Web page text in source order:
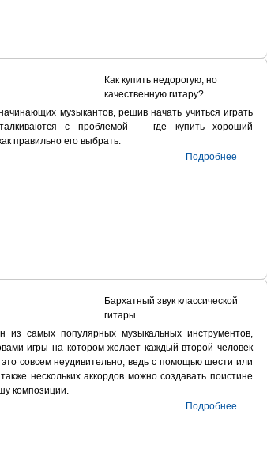
Как купить недорогую, но
качественную гитару?
музыкантов, решив начать учиться играть
с проблемой — где купить хороший
правильно его выбрать.
Подробнее
Бархатный звук классической
гитары
из самых популярных музыкальных инструментов,
игры на котором желает каждый второй человек
совсем неудивительно, ведь с помощью шести или
нескольких аккордов можно создавать поистине
композиции.
Подробнее